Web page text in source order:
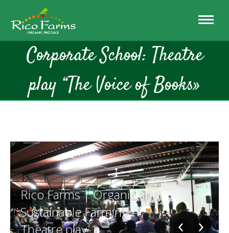
Corporate School: Theatre
play “The Voice of Books»
Rico Farms | Organic and
Sustainable Farming –
Theatre play-1